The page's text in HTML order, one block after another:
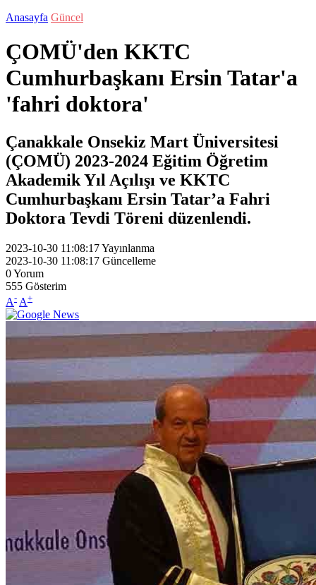
Anasayfa Güncel
ÇOMÜ'den KKTC
Cumhurbaşkanı Ersin Tatar'a
'fahri doktora'
Çanakkale Onsekiz Mart Üniversitesi
(ÇOMÜ) 2023-2024 Eğitim Öğretim
Akademik Yıl Açılışı ve KKTC
Cumhurbaşkanı Ersin Tatar’a Fahri
Doktora Tevdi Töreni düzenlendi.
2023-10-30 11:08:17Yayınlanma
2023-10-30 11:08:17 Güncelleme
0Yorum
555 Gösterim
A- A+